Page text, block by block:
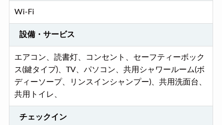
Wi-Fi
設備・サービス
エアコン、読書灯、コンセント、セーフティーボック
ス(鍵タイプ)、TV、パソコン、共用シャワールーム(ボ
ディーソープ、リンスインシャンプー)、共用洗面台、
共用トイレ、
チェックイン